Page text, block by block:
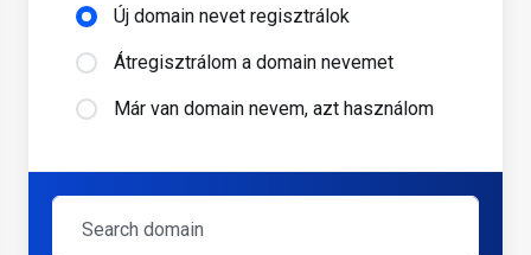
Új domain nevet regisztrálok
Átregisztrálom a domain nevemet
Már van domain nevem, azt használom